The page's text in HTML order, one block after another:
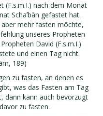
(F.s.m.I.) nach dem Monat
Schaʼbān gefastet hat.
mehr fasten möchte,
unseres Propheten
David (F.s.m.I.)
und einen Tag nicht.
189)
zu fasten, an denen es
was das Fasten am Tag
dann kann auch bevorzugt
zu fasten.